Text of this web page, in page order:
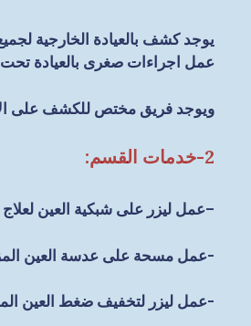
يوجد كشف بالعيادة الخارجية
عمل اجراءات صغرى بالعيادة
ويوجد فريق مختص للكشف على
2-خدمات القسم:
–عمل ليزر على شبكية العين
-عمل مسحة على عدسة العين
-عمل ليزر لتخفيف ضغط العين